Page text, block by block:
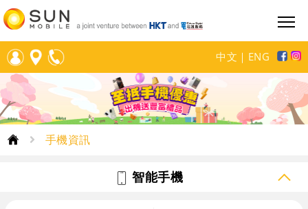
中文 ｜ ENG
手機資訊
智能手機